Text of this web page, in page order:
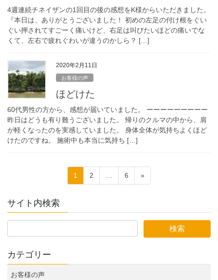
4週連続チネイザンの1回目の後の感想をK様からいただきました。
『本日は、ありがとうございました！ 初めの左足の付け根をぐい
ぐい押されてすごーく痛いけど、右足は叫びたいほどの痛いでな
くて、左右で疲れぐわいが違うのかしら？ […]
2020年2月11日
お客様の声
ほどけた
60代男性の方から、感想が届いていました。 ーーーーーーーーー
昨日はどうも有り難うございました。 帰りのクルマの中から、肩
が軽くなったのを実感していました。 身体全体が気持ちよくほど
けたのですね。 施術中も本当に気持ち […]
の
ペ
送
り
固
定
ジ
1
固
定
ジ
2 …
固
定
ジ
6 »
サイト内検索
カテゴリー
お客様の声